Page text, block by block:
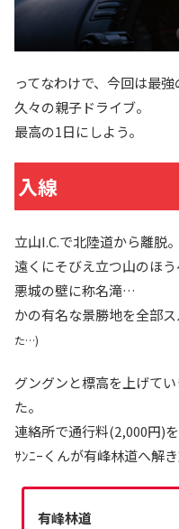
ってなわけで、今回は最
久々の親子ドライブ。
最高の1日にしよう。
入線
立山I.C.で北陸道から離脱。
遠くにそびえ立つ山のほう
悪城の壁に称名滝…
かの有名な景勝地を全部ス
た…)
グングンと標高を上げて
た。
連絡所で通行料(2,000円)
ｻﾝﾆｰくんが有峰林道へ解き
有峰林道